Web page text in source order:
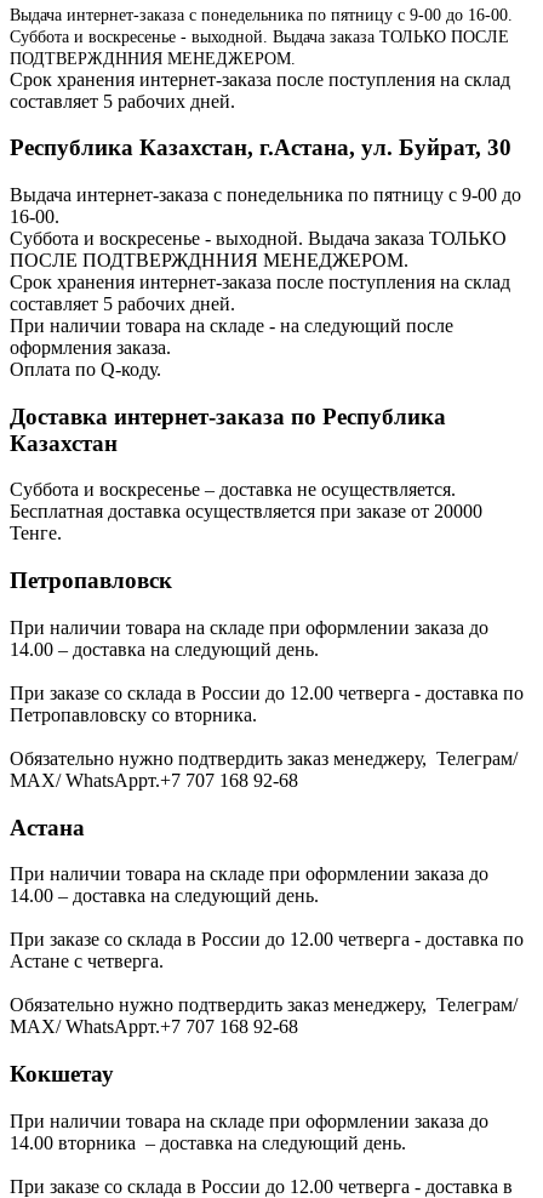
Выдача интернет-заказа с понедельника по пятницу с 9-00 до 16-00.
Суббота и воскресенье - выходной. Выдача заказа ТОЛЬКО ПОСЛЕ
ПОДТВЕРЖДННИЯ МЕНЕДЖЕРОМ.
Срок хранения интернет-заказа после поступления на склад
составляет 5 рабочих дней.
Республика Казахстан, г.Астана, ул. Буйрат, 30
Выдача интернет-заказа с понедельника по пятницу с 9-00 до
16-00.
Суббота и воскресенье - выходной. Выдача заказа ТОЛЬКО
ПОСЛЕ ПОДТВЕРЖДННИЯ МЕНЕДЖЕРОМ.
Срок хранения интернет-заказа после поступления на склад
составляет 5 рабочих дней.
При наличии товара на складе - на следующий после
оформления заказа.
Оплата по Q-коду.
Доставка интернет-заказа по Республика
Казахстан
Суббота и воскресенье – доставка не осуществляется.
Бесплатная доставка осуществляется при заказе от 20000
Тенге.
Петропавловск
При наличии товара на складе при оформлении заказа до
14.00 – доставка на следующий день.
При заказе со склада в России до 12.00 четверга - доставка по
Петропавловску со вторника.
Обязательно нужно подтвердить заказ менеджеру, Телеграм/
МАХ/ WhatsAppт.+7 707 168 92-68
Астана
При наличии товара на складе при оформлении заказа до
14.00 – доставка на следующий день.
При заказе со склада в России до 12.00 четверга - доставка по
Астане с четверга.
Обязательно нужно подтвердить заказ менеджеру, Телеграм/
МАХ/ WhatsAppт.+7 707 168 92-68
Кокшетау
При наличии товара на складе при оформлении заказа до
14.00 вторника – доставка на следующий день.
При заказе со склада в России до 12.00 четверга - доставка в